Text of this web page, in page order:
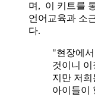
며, 이 키트를
언어교육과 소
다.
"현장에
것이니
지만 저
아이들이